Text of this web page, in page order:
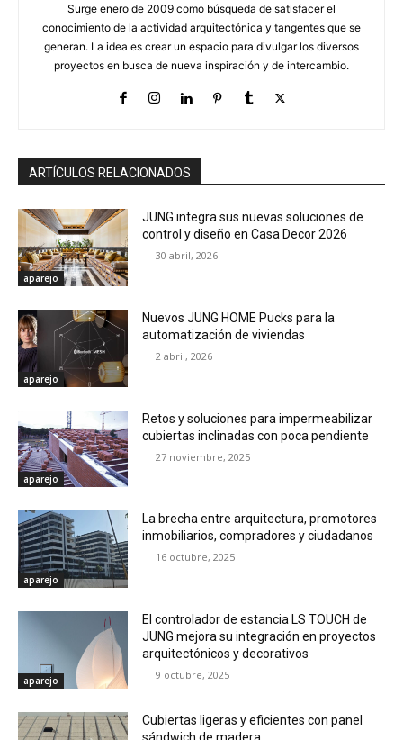
Surge enero de 2009 como búsqueda de satisfacer el
conocimiento de la actividad arquitectónica y tangentes que se
generan. La idea es crear un espacio para divulgar los diversos
proyectos en busca de nueva inspiración y de intercambio.
ARTÍCULOS RELACIONADOS
aparejo
JUNG integra sus nuevas soluciones de
control y diseño en Casa Decor 2026
30 abril, 2026
aparejo
Nuevos JUNG HOME Pucks para la
automatización de viviendas
2 abril, 2026
aparejo
Retos y soluciones para impermeabilizar
cubiertas inclinadas con poca pendiente
27 noviembre, 2025
aparejo
La brecha entre arquitectura, promotores
inmobiliarios, compradores y ciudadanos
16 octubre, 2025
aparejo
El controlador de estancia LS TOUCH de
JUNG mejora su integración en proyectos
arquitectónicos y decorativos
9 octubre, 2025
Cubiertas ligeras y eficientes con panel
sándwich de madera